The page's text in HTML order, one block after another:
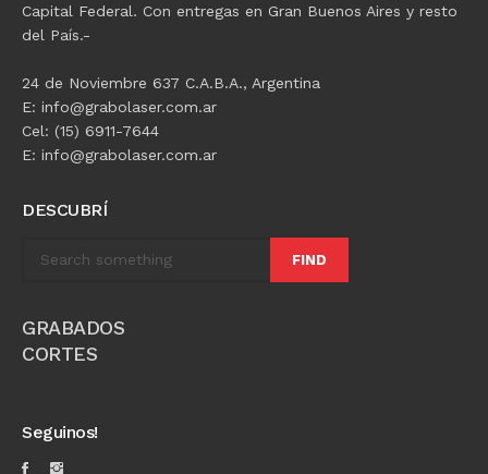
Capital Federal. Con entregas en Gran Buenos Aires y resto
del País.-
24 de Noviembre 637 C.A.B.A., Argentina
E: info@grabolaser.com.ar
Cel: (15) 6911-7644
E: info@grabolaser.com.ar
DESCUBRÍ
FIND
GRABADOS
CORTES
Seguinos!